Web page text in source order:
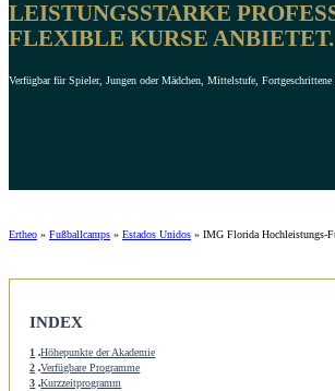
LEISTUNGSSTARKE
LEXIBLE KURSE ANBIETET.
Verfügbar für Spieler, Jungen oder Mädchen, Mittelstufe,
Ertheo » Fußballcamps » Estados Unidos » IMG Florida Hochleistungs-
INDEX
1 Höhepunkte der Akademie
2 Verfügbare Programme
3 Kurzzeitprogramm